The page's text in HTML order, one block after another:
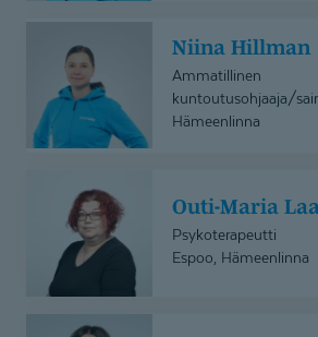
Hillman
Niina Hillman
Ammatillinen
kuntoutusohjaaja/
Hämeenlinna
Laasala
Outi-Maria
Psykoterapeutti
Espoo, Hämeenlinna